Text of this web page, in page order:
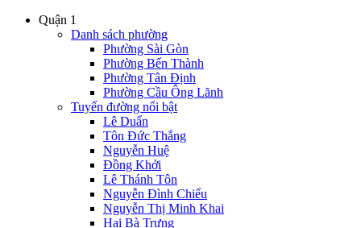
Quận 1
Danh sách phường
Phường Sài Gòn
Phường Bến Thành
Phường Tân Định
Phường Cầu Ông Lãnh
Tuyến đường nổi bật
Lê Duẩn
Tôn Đức Thắng
Nguyễn Huệ
Đồng Khởi
Lê Thánh Tôn
Nguyễn Đình Chiểu
Nguyễn Thị Minh Khai
Hai Bà Trưng